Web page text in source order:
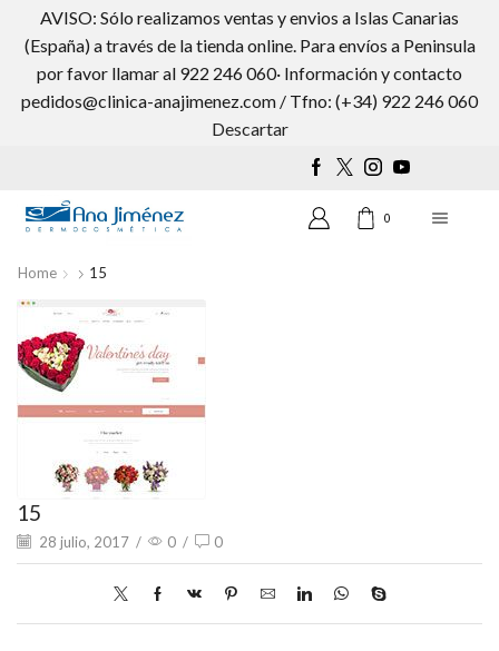
AVISO: Sólo realizamos ventas y envios a Islas Canarias
(España) a través de la tienda online. Para envíos a Peninsula
por favor llamar al 922 246 060· Información y contacto
pedidos@clinica-anajimenez.com / Tfno: (+34) 922 246 060
Descartar
Wishlist 0
0
Home 15
15
28 julio, 2017 / 0 / 0